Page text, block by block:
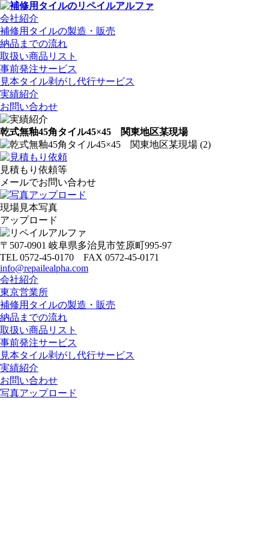
会社紹介
補修用タイルの製造・販売
納品までの流れ
取扱い商品リスト
事前発注サービス
見本タイル剥がし代行サービス
実績紹介
お問い合わせ
乾式無釉45角タイル45×45 関東地区某現場
見積もり依頼等
メールでお問い合わせ
現場見本写真
アップロード
〒507-0901 岐阜県多治見市笠原町995-97
TEL 0572-45-0170 FAX 0572-45-0171
info@repailealpha.com
会社紹介
東京営業所
補修用タイルの製造・販売
納品までの流れ
取扱い商品リスト
事前発注サービス
見本タイル剥がし代行サービス
実績紹介
お問い合わせ
写真アップロード